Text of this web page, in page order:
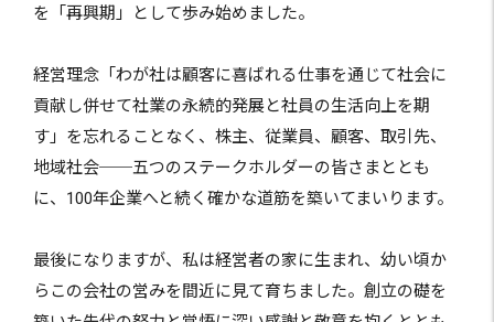
を「再興期」として歩み始めました。
経営理念「わが社は顧客に喜ばれる仕事を通じて社会に
貢献し併せて社業の永続的発展と社員の生活向上を期
す」を忘れることなく、株主、従業員、顧客、取引先、
地域社会──五つのステークホルダーの皆さまととも
に、100年企業へと続く確かな道筋を築いてまいります。
最後になりますが、私は経営者の家に生まれ、幼い頃か
らこの会社の営みを間近に見て育ちました。創立の礎を